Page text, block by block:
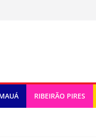
RIBEIRÃO PIRES